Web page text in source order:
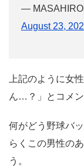
—
August 23,
上記のように女
ん…？」とコメン
何がどう野球バ
らくこの男性の
う。